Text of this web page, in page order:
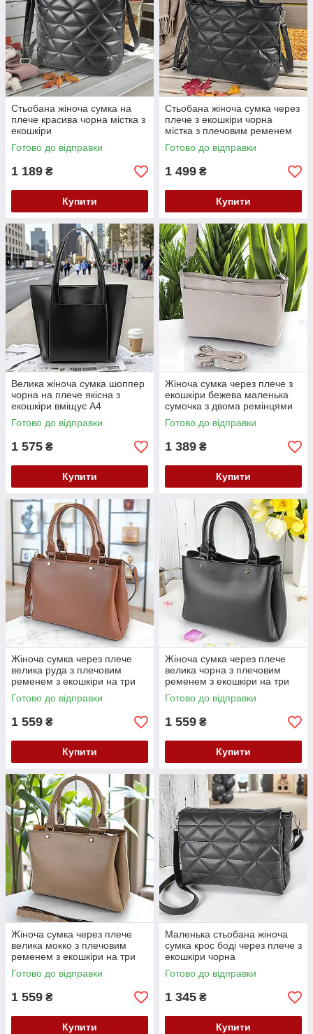
Стьобана жіноча сумка на
плече красива чорна містка з
екошкіри
Готово до відправки
1 189 ₴
Купити
Стьобана жіноча сумка через
плече з екошкіри чорна
містка з плечовим ременем
Готово до відправки
1 499 ₴
Купити
Велика жіноча сумка шоппер
чорна на плече якісна з
екошкіри вміщує А4
Готово до відправки
1 575 ₴
Купити
Жіноча сумка через плече з
екошкіри бежева маленька
сумочка з двома ремінцями
Готово до відправки
1 389 ₴
Купити
Жіноча сумка через плече
велика руда з плечовим
ременем з екошкіри на три
відділення
Готово до відправки
1 559 ₴
Купити
Жіноча сумка через плече
велика чорна з плечовим
ременем з екошкіри на три
відділення
Готово до відправки
1 559 ₴
Купити
Жіноча сумка через плече
велика мокко з плечовим
ременем з екошкіри на три
відділення
Готово до відправки
1 559 ₴
Купити
Маленька стьобана жіноча
сумка крос боді через плече з
екошкіри чорна
Готово до відправки
1 345 ₴
Купити